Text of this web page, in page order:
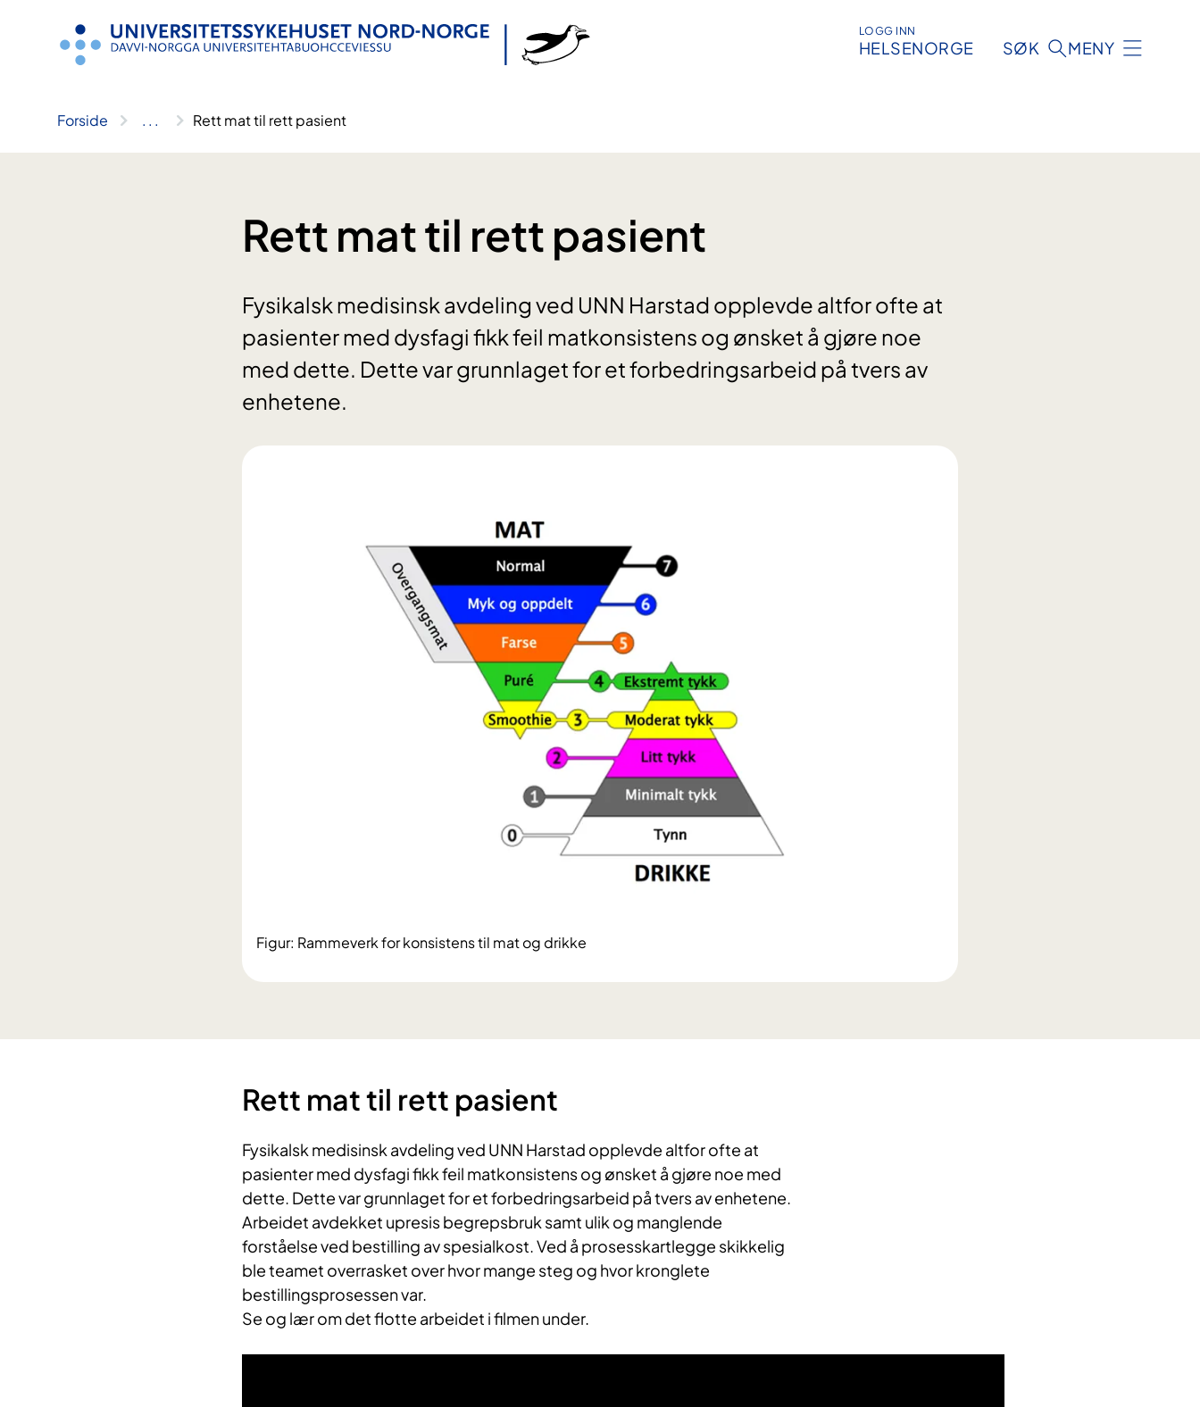
LOGG INN
HELSENORGE SØK MENY
Forside .. . Rett mat til rett pasient
Rett mat til rett pasient
Fysikalsk medisinsk avdeling ved UNN Harstad opplevde altfor ofte at
pasienter med dysfagi fikk feil matkonsistens og ønsket å gjøre noe
med dette. Dette var grunnlaget for et forbedringsarbeid på tvers av
enhetene.
Figur: Rammeverk for konsistens til mat og drikke
Rett mat til rett pasient
Fysikalsk medisinsk avdeling ved UNN Harstad opplevde altfor ofte at
pasienter med dysfagi fikk feil matkonsistens og ønsket å gjøre noe med
dette. Dette var grunnlaget for et forbedringsarbeid på tvers av enhetene.
Arbeidet avdekket upresis begrepsbruk samt ulik og manglende
forståelse ved bestilling av spesialkost. Ved å prosesskartlegge skikkelig
ble teamet overrasket over hvor mange steg og hvor kronglete
bestillingsprosessen var.
Se og lær om det flotte arbeidet i filmen under.